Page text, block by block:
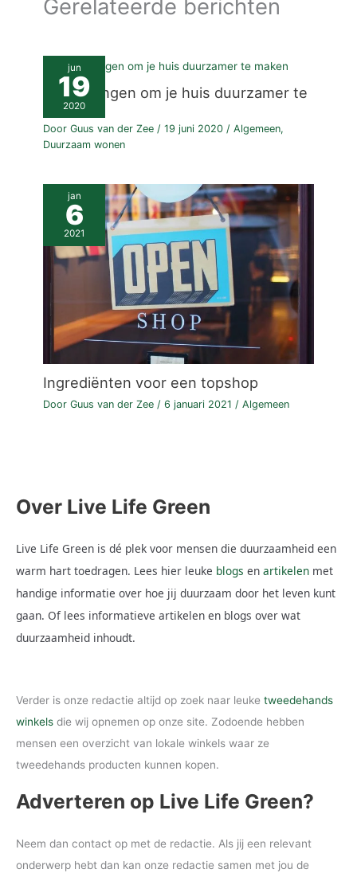
Gerelateerde berichten
jun
19
2020
Kleine dingen om je huis duurzamer te
maken
DoorGuus van der Zee/19 juni 2020/Algemeen,
Duurzaam wonen
jan
6
2021
Ingrediënten voor een topshop
DoorGuus van der Zee/6 januari 2021/Algemeen
Over Live Life Green
Live Life Green is dé plek voor mensen die duurzaamheid een
warm hart toedragen. Lees hier leuke blogs en artikelen met
handige informatie over hoe jij duurzaam door het leven kunt
gaan. Of lees informatieve artikelen en blogs over wat
duurzaamheid inhoudt.
Verder is onze redactie altijd op zoek naar leuke tweedehands
winkels die wij opnemen op onze site. Zodoende hebben
mensen een overzicht van lokale winkels waar ze
tweedehands producten kunnen kopen.
Adverteren op Live Life Green?
Neem dan contact op met de redactie. Als jij een relevant
onderwerp hebt dan kan onze redactie samen met jou de